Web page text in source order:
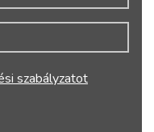
szabályzatot